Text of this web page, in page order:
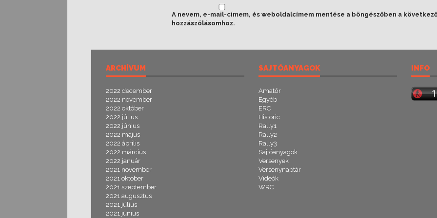
A nevem, e-mail-címem, és weboldalcímem mentése a böngészőben a
hozzászólásomhoz.
ARCHÍVUM
2022 december
2022 november
2022 október
2022 július
2022 június
2022 május
2022 április
2022 március
2022 január
2021 november
2021 október
2021 szeptember
2021 augusztus
2021 július
2021 június
SAJTÓANYAGOK
Amatőr
Egyéb
ERC
Historic
Rally1
Rally2
Rally3
Sajtóanyagok
Versenyek
Versenynaptár
Videók
WRC
INFO